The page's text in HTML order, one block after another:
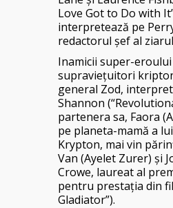
Love Got to Do with
interpretează pe
redactorul şef al
Inamicii super-
supravieţuitori
general Zod,
Shannon
partenera sa, Faora
pe planeta-mamă a
Krypton, mai vin
Van (Ayelet Zurer) şi
Crowe, laureat al
pentru prestaţia din
Gladiator”).